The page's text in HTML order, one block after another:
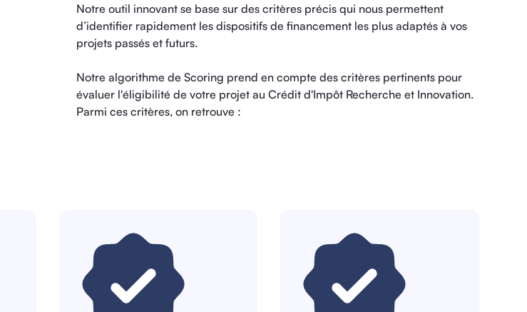
Notre outil innovant se base sur des critères précis qui nous permettent
d’identifier rapidement les dispositifs de financement les plus adaptés à vos
projets passés et futurs.
Notre algorithme de Scoring prend en compte des critères pertinents pour
évaluer l'éligibilité de votre projet au Crédit d'Impôt Recherche et Innovation.
Parmi ces critères, on retrouve :